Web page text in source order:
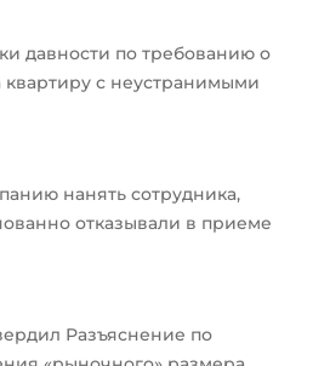
давности по требованию о
квартиру с неустранимыми
нанять сотрудника,
отказывали в приеме
Разъяснение по